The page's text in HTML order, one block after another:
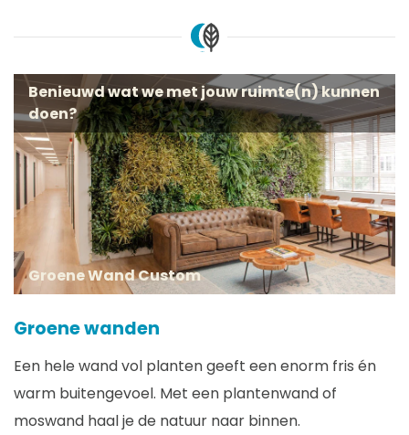
Benieuwd wat we met jouw ruimte(n) kunnen
doen?
Groene Wand Custom
Groene wanden
Een hele wand vol planten geeft een enorm fris én
warm buitengevoel. Met een plantenwand of
moswand haal je de natuur naar binnen.